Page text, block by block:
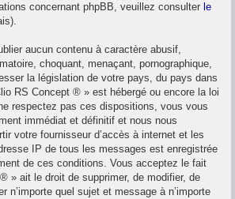
concernant phpBB, veuillez consulter le
aucun contenu à caractère abusif,
choquant, menaçant, pornographique,
la législation de votre pays, du pays dans
RS Concept ® » est hébergé ou encore la loi
respectez pas ces dispositions, vous vous
immédiat et définitif et nous nous
votre fournisseur d’accès à internet et les
IP de tous les messages est enregistrée
de ces conditions. Vous acceptez le fait
» ait le droit de supprimer, de modifier, de
n’importe quel sujet et message à n’importe